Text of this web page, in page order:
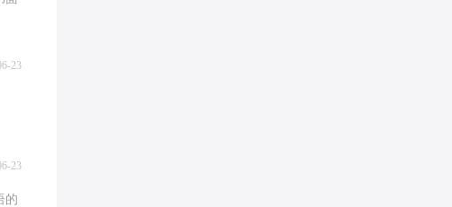
23
23
的